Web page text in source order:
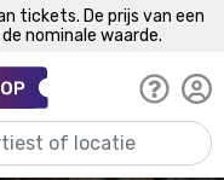
tickets. De prijs van een
nominale waarde.